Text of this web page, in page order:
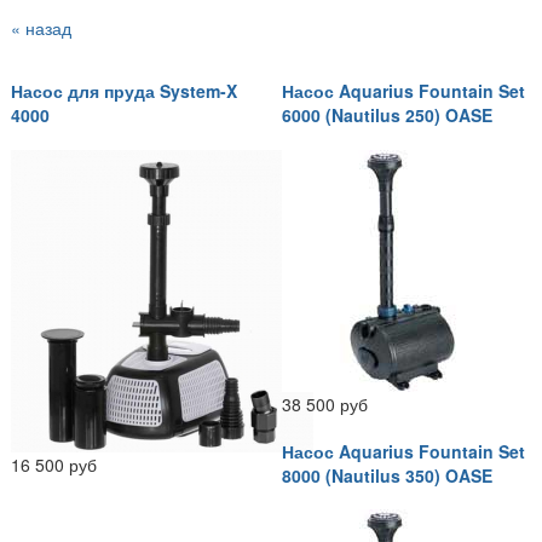
« назад
Насос для пруда System-X
4000
16 500 руб
Насос Aquarius Fountain Set
6000 (Nautilus 250) OASE
38 500 руб
Насос Aquarius Fountain Set
8000 (Nautilus 350) OASE